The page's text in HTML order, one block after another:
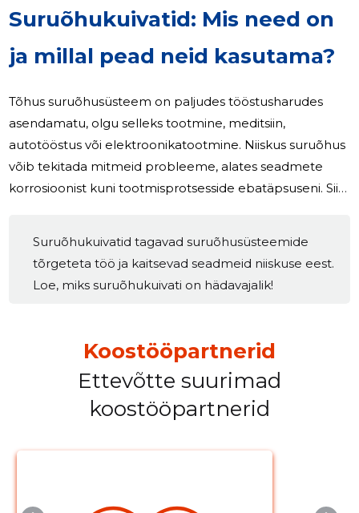
Suruõhukuivatid: Mis need on
ja millal pead neid kasutama?
Tõhus suruõhusüsteem on paljudes tööstusharudes
asendamatu, olgu selleks tootmine, meditsiin,
autotööstus või elektroonikatootmine. Niiskus suruõhus
võib tekitada mitmeid probleeme, alates seadmete
korrosioonist kuni tootmisprotsesside ebatäpsuseni. Siin
tüüpid, kus neid kasutatakse ja kuidas valida sobiv
kuivati? Sellele kõigele anname vastuse. Mis on
suruõhukuivatid ja miks neid vajatakse? Suruõhukuivatid
tekib õhu kokkusurumisel. Ilma
Suruõhukuivatid tagavad suruõhusüsteemide
tõrgeteta töö ja kaitsevad seadmeid niiskuse eest.
Loe, miks suruõhukuivati on hädavajalik!
Koostööpartnerid
Ettevõtte suurimad
koostööpartnerid